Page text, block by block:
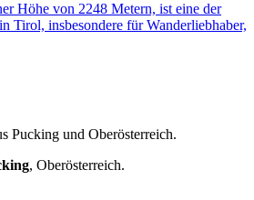
Höhe von 2248 Metern, ist eine der
Tirol, insbesondere für Wanderliebhaber,
Pucking und Oberösterreich.
, Oberösterreich.